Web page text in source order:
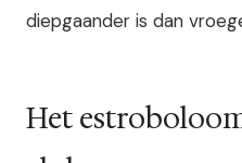
diepgaander is dan
Het